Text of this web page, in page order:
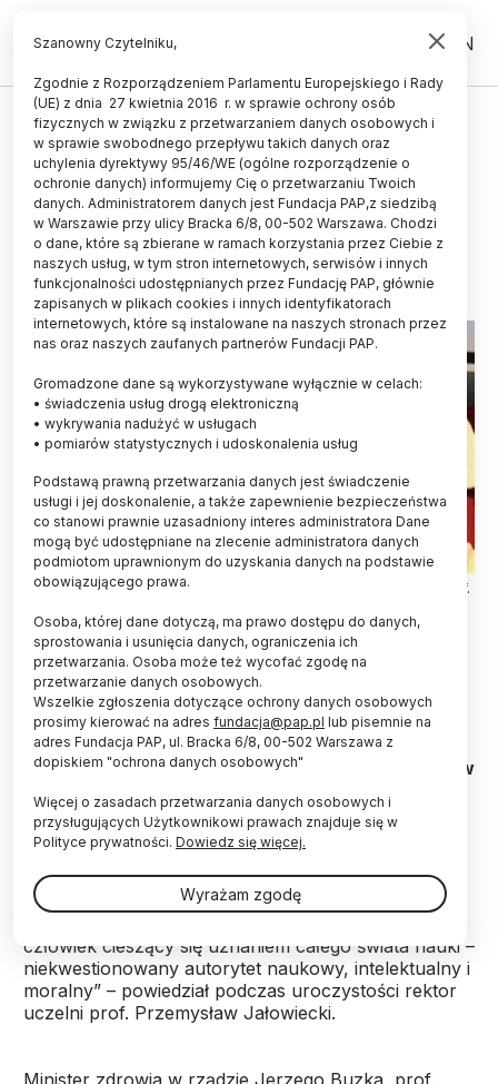
PL EN
Prof. Wszołek doktorem honoris
causa Śląskiego Uniwersytetu
Medycznego
06.11.2015
aktualizacja: 06.11.2015
2 minuty czytania
Światowej sławy autorytet w leczeniu choroby Parkinsona, prof.
Jacksonville na Florydzie odebrał z rąk rektora uczelni prof.
Przemysława Jałowieckiego (P) tytuł doktora honoris causa
Śląskiego Uniwersytetu Medycznego w Katowicach. Fot.
PAP/Andrzej Grygiel 05.11.2015
Wybitny autorytet w zakresie badań
genetycznych w przypadkach rodzinnego
występowania choroby Parkinsona, prof. Zbigniew
wyróżniony tytułem doktora honoris causa
Śląskiego Uniwersytetu Medycznego w
Katowicach.
człowiek cieszący się uznaniem całego świata nauki –
niekwestionowany autorytet naukowy, intelektualny i
moralny” – powiedział podczas uroczystości rektor
uczelni prof. Przemysław Jałowiecki.
Szanowny Czytelniku,
Zgodnie z Rozporządzeniem Parlamentu Europejskiego i Rady
(UE) z dnia 27 kwietnia 2016 r. w sprawie ochrony osób
fizycznych w związku z przetwarzaniem danych osobowych i
w sprawie swobodnego przepływu takich danych oraz
uchylenia dyrektywy 95/46/WE (ogólne rozporządzenie o
ochronie danych) informujemy Cię o przetwarzaniu Twoich
danych. Administratorem danych jest Fundacja PAP,z siedzibą
w Warszawie przy ulicy Bracka 6/8, 00-502 Warszawa. Chodzi
o dane, które są zbierane w ramach korzystania przez Ciebie z
naszych usług, w tym stron internetowych, serwisów i innych
funkcjonalności udostępnianych przez Fundację PAP, głównie
zapisanych w plikach cookies i innych identyfikatorach
internetowych, które są instalowane na naszych stronach przez
nas oraz naszych zaufanych partnerów Fundacji PAP.
Gromadzone dane są wykorzystywane wyłącznie w celach:
• świadczenia usług drogą elektroniczną
• wykrywania nadużyć w usługach
• pomiarów statystycznych i udoskonalenia usług
Podstawą prawną przetwarzania danych jest świadczenie
usługi i jej doskonalenie, a także zapewnienie bezpieczeństwa
co stanowi prawnie uzasadniony interes administratora Dane
mogą być udostępniane na zlecenie administratora danych
podmiotom uprawnionym do uzyskania danych na podstawie
obowiązującego prawa.
Osoba, której dane dotyczą, ma prawo dostępu do danych,
sprostowania i usunięcia danych, ograniczenia ich
przetwarzania. Osoba może też wycofać zgodę na
przetwarzanie danych osobowych.
Wszelkie zgłoszenia dotyczące ochrony danych osobowych
prosimy kierować na adres fundacja@pap.pl lub pisemnie na
adres Fundacja PAP, ul. Bracka 6/8, 00-502 Warszawa z
dopiskiem "ochrona danych osobowych"
Więcej o zasadach przetwarzania danych osobowych i
przysługujących Użytkownikowi prawach znajduje się w
Polityce prywatności. Dowiedz się więcej.
Wyrażam zgodę